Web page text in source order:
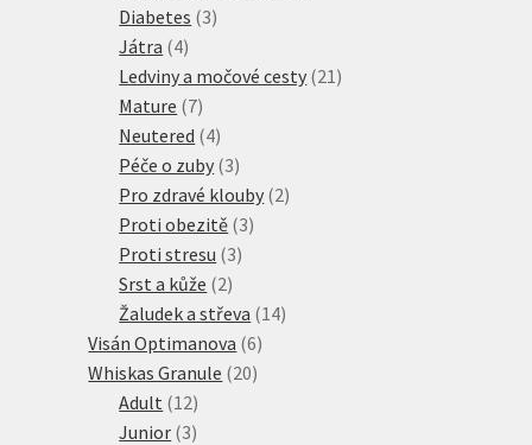
Diabetes 33
Játra 44
produkty
Ledviny a močové cesty 21 21
Mature 77
produktů
Neutered 44
produkty
Péče o zuby 33
produkty
Pro zdravé klouby 22
Proti obezitě 33
Proti stresu 33
Srst a kůže 22
produkty
Žaludek a střeva 1414
Visán Optimanova 66
produktů
Whiskas Granule 2020
Adult 1212
produktů
Junior 33